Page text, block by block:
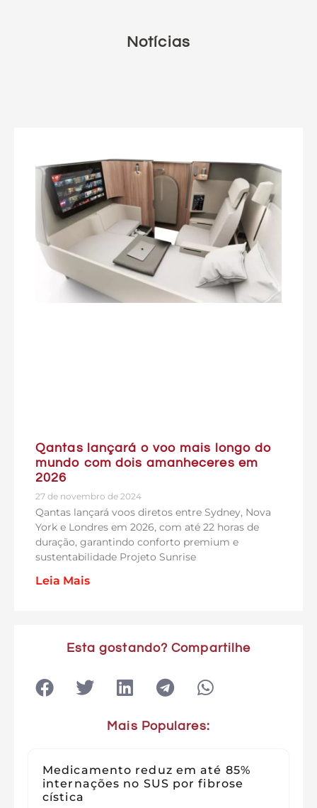
Notícias
Qantas lançará o voo mais longo do
mundo com dois amanheceres em
2026
27 de novembro de 2024
Qantas lançará voos diretos entre Sydney, Nova
York e Londres em 2026, com até 22 horas de
duração, garantindo conforto premium e
sustentabilidade Projeto Sunrise
Leia Mais
Esta gostando? Compartilhe
Mais Populares:
Medicamento reduz em até 85%
internações no SUS por fibrose
cística